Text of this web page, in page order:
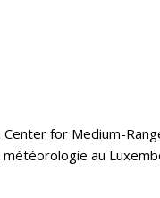
for Medium-
au